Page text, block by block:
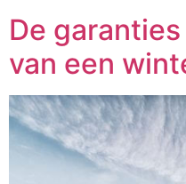
De
van een